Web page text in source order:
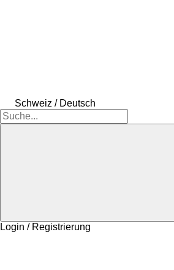
Schweiz / Deutsch
Login / Registrierung